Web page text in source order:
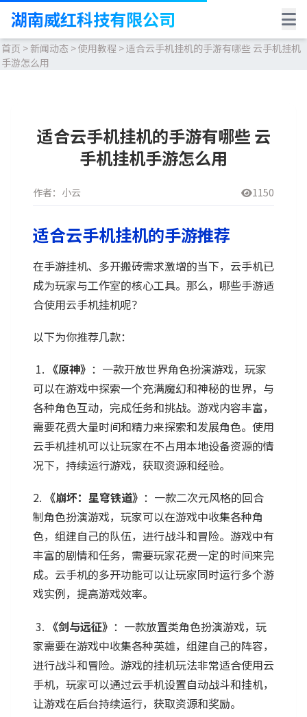
湖南威红科技有限公司
首页 >新闻动态 >使用教程 >适合云手机挂机的手游有哪些 云手机挂机
手游怎么用
适合云手机挂机的手游有哪些 云
手机挂机手游怎么用
作者：小云 1150
适合云手机挂机的手游推荐
在手游挂机、多开搬砖需求激增的当下，云手机已
成为玩家与工作室的核心工具。那么，哪些手游适
合使用云手机挂机呢？
以下为你推荐几款：
1. 《原神》 ：一款开放世界角色扮演游戏，玩家
可以在游戏中探索一个充满魔幻和神秘的世界，与
各种角色互动，完成任务和挑战。游戏内容丰富，
需要花费大量时间和精力来探索和发展角色。使用
云手机挂机可以让玩家在不占用本地设备资源的情
况下，持续运行游戏，获取资源和经验。
2. 《崩坏：星穹铁道》 ：一款二次元风格的回合
制角色扮演游戏，玩家可以在游戏中收集各种角
色，组建自己的队伍，进行战斗和冒险。游戏中有
丰富的剧情和任务，需要玩家花费一定的时间来完
成。云手机的多开功能可以让玩家同时运行多个游
戏实例，提高游戏效率。
3. 《剑与远征》 ：一款放置类角色扮演游戏，玩
家需要在游戏中收集各种英雄，组建自己的阵容，
进行战斗和冒险。游戏的挂机玩法非常适合使用云
手机，玩家可以通过云手机设置自动战斗和挂机，
让游戏在后台持续运行，获取资源和奖励。